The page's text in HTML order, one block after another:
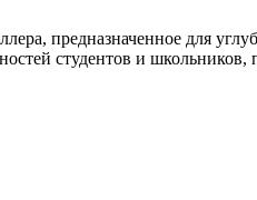
предназначенное для
студентов и